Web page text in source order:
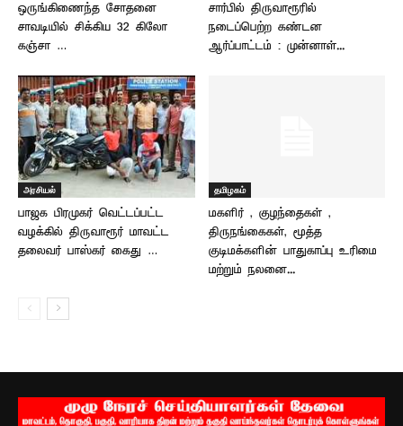
ஒருங்கிணைந்த சோதனை
சாவடியில் சிக்கிய 32 கிலோ
கஞ்சா …
சார்பில் திருவாரூரில்
நடைப்பெற்ற கண்டன
ஆர்ப்பாட்டம் : முன்னாள்...
அரசியல்
பாஜக பிரமுகர் வெட்டப்பட்ட
வழக்கில் திருவாரூர் மாவட்ட
தலைவர் பாஸ்கர் கைது …
தமிழகம்
மகளிர் , குழந்தைகள் ,
திருநங்கைகள், மூத்த
குடிமக்களின் பாதுகாப்பு உரிமை
மற்றும் நலனை...